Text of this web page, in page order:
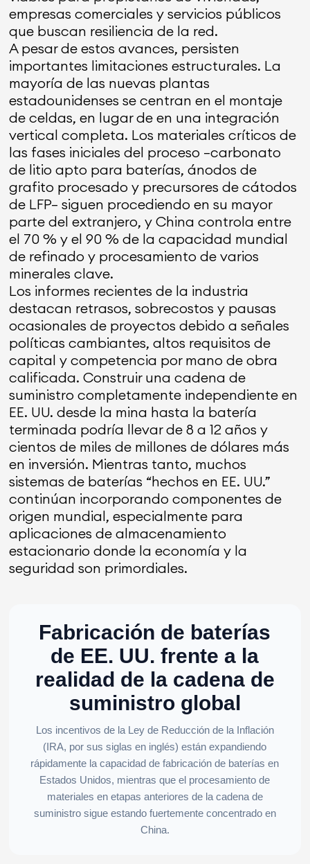
empresas comerciales y servicios públicos
que buscan resiliencia de la red.
A pesar de estos avances, persisten
importantes limitaciones estructurales. La
mayoría de las nuevas plantas
estadounidenses se centran en el montaje
de celdas, en lugar de en una integración
vertical completa. Los materiales críticos de
las fases iniciales del proceso —carbonato
de litio apto para baterías, ánodos de
grafito procesado y precursores de cátodos
de LFP— siguen procediendo en su mayor
parte del extranjero, y China controla entre
el 70 % y el 90 % de la capacidad mundial
de refinado y procesamiento de varios
minerales clave.
Los informes recientes de la industria
destacan retrasos, sobrecostos y pausas
ocasionales de proyectos debido a señales
políticas cambiantes, altos requisitos de
capital y competencia por mano de obra
calificada. Construir una cadena de
suministro completamente independiente en
EE. UU. desde la mina hasta la batería
terminada podría llevar de 8 a 12 años y
cientos de miles de millones de dólares más
en inversión. Mientras tanto, muchos
sistemas de baterías “hechos en EE. UU.”
continúan incorporando componentes de
origen mundial, especialmente para
aplicaciones de almacenamiento
estacionario donde la economía y la
seguridad son primordiales.
Fabricación de baterías
de EE. UU. frente a la
realidad de la cadena de
suministro global
Los incentivos de la Ley de Reducción de la Inflación
(IRA, por sus siglas en inglés) están expandiendo
rápidamente la capacidad de fabricación de baterías en
Estados Unidos, mientras que el procesamiento de
materiales en etapas anteriores de la cadena de
suministro sigue estando fuertemente concentrado en
China.